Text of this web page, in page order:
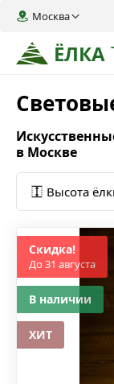
ЁЛКА
Москва
в Москве
Высота
Скидка!
До 31 августа
В наличии
ХИТ